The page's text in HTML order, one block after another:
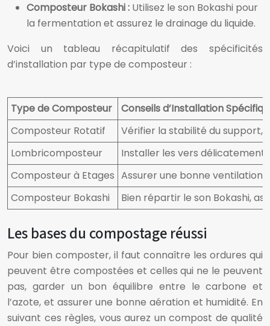
Composteur Bokashi : Utilisez le son Bokashi pour
la fermentation et assurez le drainage du liquide.
Voici un tableau récapitulatif des spécificités
d’installation par type de composteur :
Type de Composteur
Conseils d’Installation
Composteur Rotatif
Vérifier la stabilité du
Lombricomposteur
Installer les vers
Composteur à Etages Assurer une bonne
Composteur Bokashi
Bien répartir le son Bokashi,
Les bases du compostage réussi
Pour bien composter, il faut connaître les ordures qui
peuvent être compostées et celles qui ne le peuvent
pas, garder un bon équilibre entre le carbone et
l’azote, et assurer une bonne aération et humidité. En
suivant ces règles, vous aurez un compost de qualité